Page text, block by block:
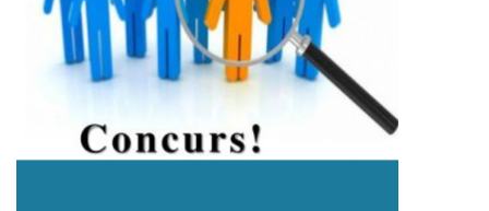
,,Cocoșelul
de
Aur”
Î.M